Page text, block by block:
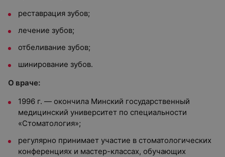
реставрация зубов;
лечение зубов;
отбеливание зубов;
шинирование зубов.
О враче:
1996 г. — окончила Минский государственный
медицинский университет по специальности
«Стоматология»;
регулярно принимает участие в стоматологических
конференциях и мастер-классах, обучающих